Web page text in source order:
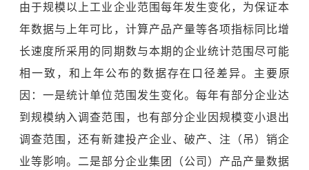
由于规模以上工业企业范围每年发生变化，为保证本
年数据与上年可比，计算产品产量等各项指标同比增
长速度所采用的同期数与本期的企业统计范围尽可能
相一致，和上年公布的数据存在口径差异。主要原
因：一是统计单位范围发生变化。每年有部分企业达
到规模纳入调查范围，也有部分企业因规模变小退出
调查范围，还有新建投产企业、破产、注（吊）销企
业等影响。二是部分企业集团（公司）产品产量数据